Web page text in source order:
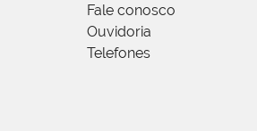
Fale conosco
Ouvidoria
Telefones